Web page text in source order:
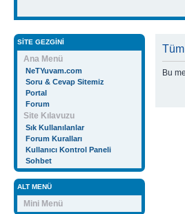
SITE GEZGINI
Ana Menü
NeTYuvam.com
Soru & Cevap Sitemiz
Portal
Forum
Site Kılavuzu
Sık Kullanılanlar
Forum Kuralları
Kullanıcı Kontrol Paneli
Sohbet
ALT MENÜ
Mini Menü
Bu